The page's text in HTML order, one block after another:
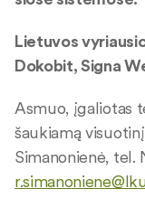
Lietuvos
Dokobit, Signa
Asmuo, įgaliotas
šaukiamą
Simanonienė, tel.